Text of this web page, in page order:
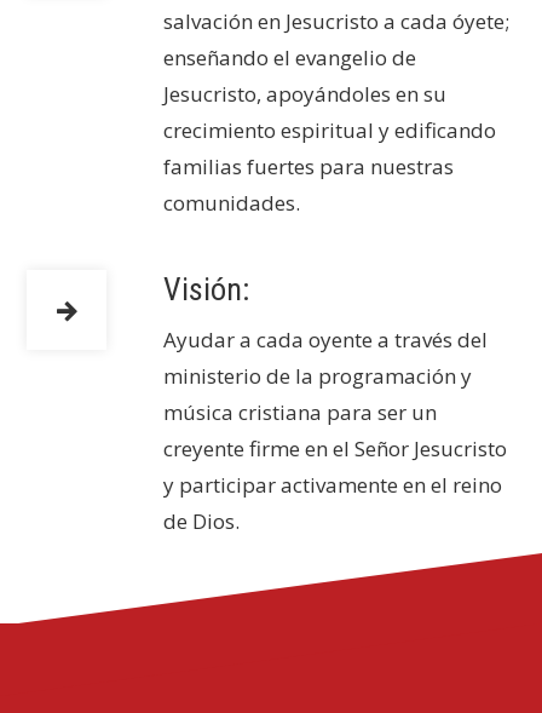
salvación en Jesucristo a cada óyete;
enseñando el evangelio de
Jesucristo, apoyándoles en su
crecimiento espiritual y edificando
familias fuertes para nuestras
comunidades.
Visión:
Ayudar a cada oyente a través del
ministerio de la programación y
música cristiana para ser un
creyente firme en el Señor Jesucristo
y participar activamente en el reino
de Dios.